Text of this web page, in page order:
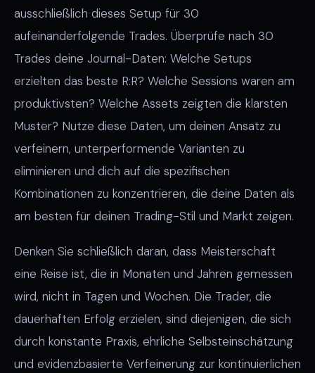
ausschließlich dieses Setup für 30
aufeinanderfolgende Trades. Überprüfe nach 30
Trades deine Journal-Daten: Welche Setups
erzielten das beste R:R? Welche Sessions waren am
produktivsten? Welche Assets zeigten die klarsten
Muster? Nutze diese Daten, um deinen Ansatz zu
verfeinern, unterperformende Varianten zu
eliminieren und dich auf die spezifischen
Kombinationen zu konzentrieren, die deine Daten als
am besten für deinen Trading-Stil und Markt zeigen.
Denken Sie schließlich daran, dass Meisterschaft
eine Reise ist, die in Monaten und Jahren gemessen
wird, nicht in Tagen und Wochen. Die Trader, die
dauerhaften Erfolg erzielen, sind diejenigen, die sich
durch konstante Praxis, ehrliche Selbsteinschätzung
und evidenzbasierte Verfeinerung zur kontinuierlichen